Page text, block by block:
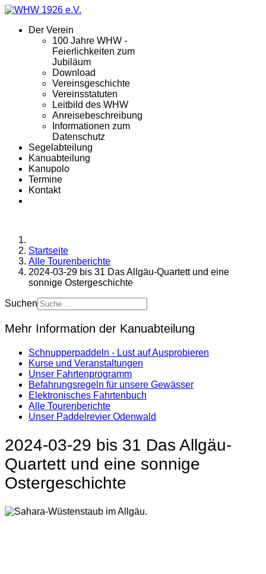
Der Verein
100 Jahre WHW -
Feierlichkeiten zum
Jubiläum
Download
Vereinsgeschichte
Vereinsstatuten
Leitbild des WHW
Anreisebeschreibung
Informationen zum
Datenschutz
Segelabteilung
Kanuabteilung
Kanupolo
Termine
Kontakt
Startseite
Alle Tourenberichte
2024-03-29 bis 31 Das Allgäu-Quartett und eine
sonnige Ostergeschichte
Suchen
Mehr Information der Kanuabteilung
Schnupperpaddeln - Lust auf Ausprobieren
Kurse und Veranstaltungen
Unser Fahrtenprogramm
Befahrungsregeln für unsere Gewässer
Elektronisches Fahrtenbuch
Alle Tourenberichte
Unser Paddelrevier Odenwald
2024-03-29 bis 31 Das Allgäu-
Quartett und eine sonnige
Ostergeschichte